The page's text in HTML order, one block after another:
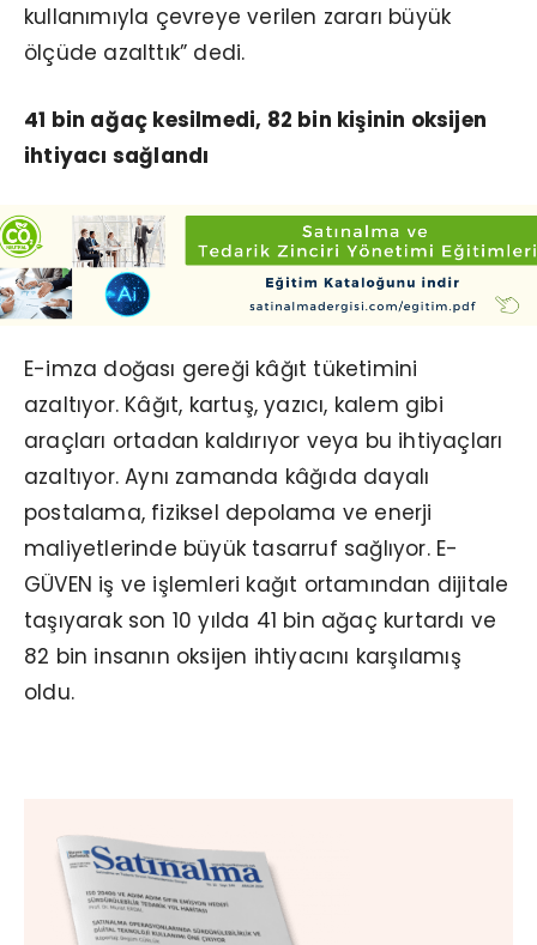
kullanımıyla çevreye verilen zararı büyük
ölçüde azalttık” dedi.
41 bin ağaç kesilmedi, 82 bin kişinin oksijen
ihtiyacı sağlandı
E-imza doğası gereği kâğıt tüketimini
azaltıyor. Kâğıt, kartuş, yazıcı, kalem gibi
araçları ortadan kaldırıyor veya bu ihtiyaçları
azaltıyor. Aynı zamanda kâğıda dayalı
postalama, fiziksel depolama ve enerji
maliyetlerinde büyük tasarruf sağlıyor. E-
GÜVEN iş ve işlemleri kağıt ortamından dijitale
taşıyarak son 10 yılda 41 bin ağaç kurtardı ve
82 bin insanın oksijen ihtiyacını karşılamış
oldu.